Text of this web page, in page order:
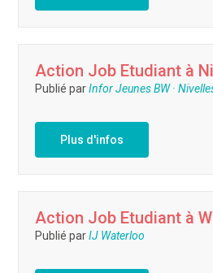
Action Job Etudiant à
Publié par Infor Jeunes BW ·
Plus d'infos
Action Job Etudiant à
Publié par IJ Waterloo